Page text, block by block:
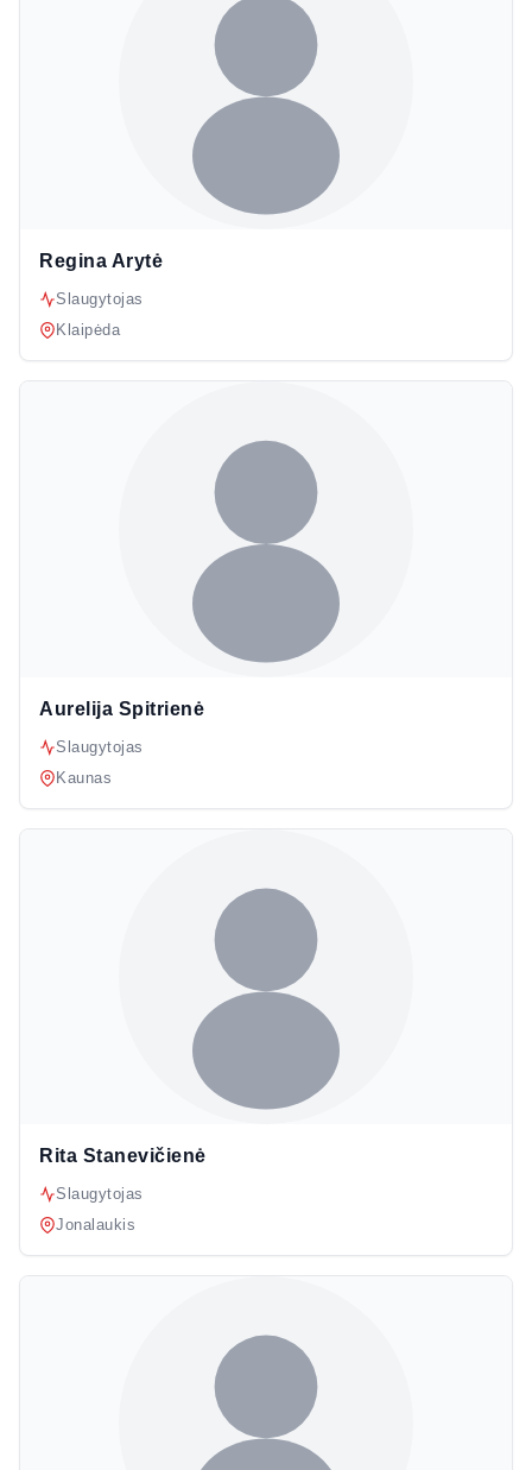
Regina Arytė
Slaugytojas
Klaipėda
Aurelija Spitrienė
Slaugytojas
Kaunas
Rita Stanevičienė
Slaugytojas
Jonalaukis